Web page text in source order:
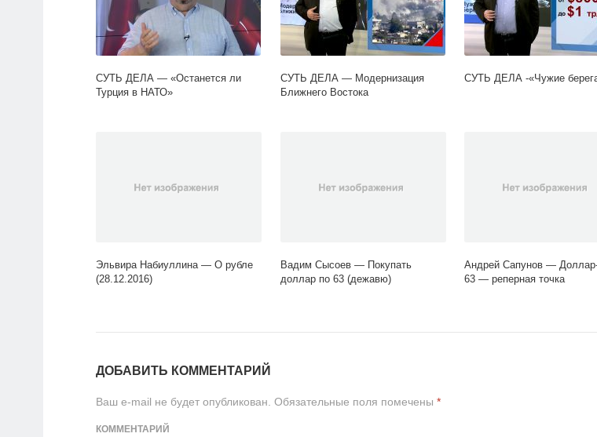
СУТЬ ДЕЛА — «Останется ли
Турция в НАТО»
СУТЬ ДЕЛА — Модернизация
Ближнего Востока
СУТЬ ДЕЛА -«Чужие
Эльвира Набиуллина — О рубле
(28.12.2016)
Вадим Сысоев — Покупать
доллар по 63 (дежавю)
Андрей Сапунов —
63 — реперная точка
ДОБАВИТЬ КОММЕНТАРИЙ
Ваш e-mail не будет опубликован. Обязательные поля помечены *
КОММЕНТАРИЙ